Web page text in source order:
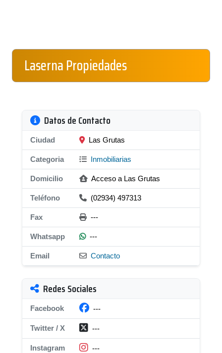
Laserna Propiedades
Datos de Contacto
Ciudad Las Grutas
Categoria Inmobiliarias
Domicilio Acceso a Las Grutas
Teléfono (02934) 497313
Fax ---
Whatsapp ---
Email Contacto
Redes Sociales
Facebook ---
Twitter / X ---
Instagram ---